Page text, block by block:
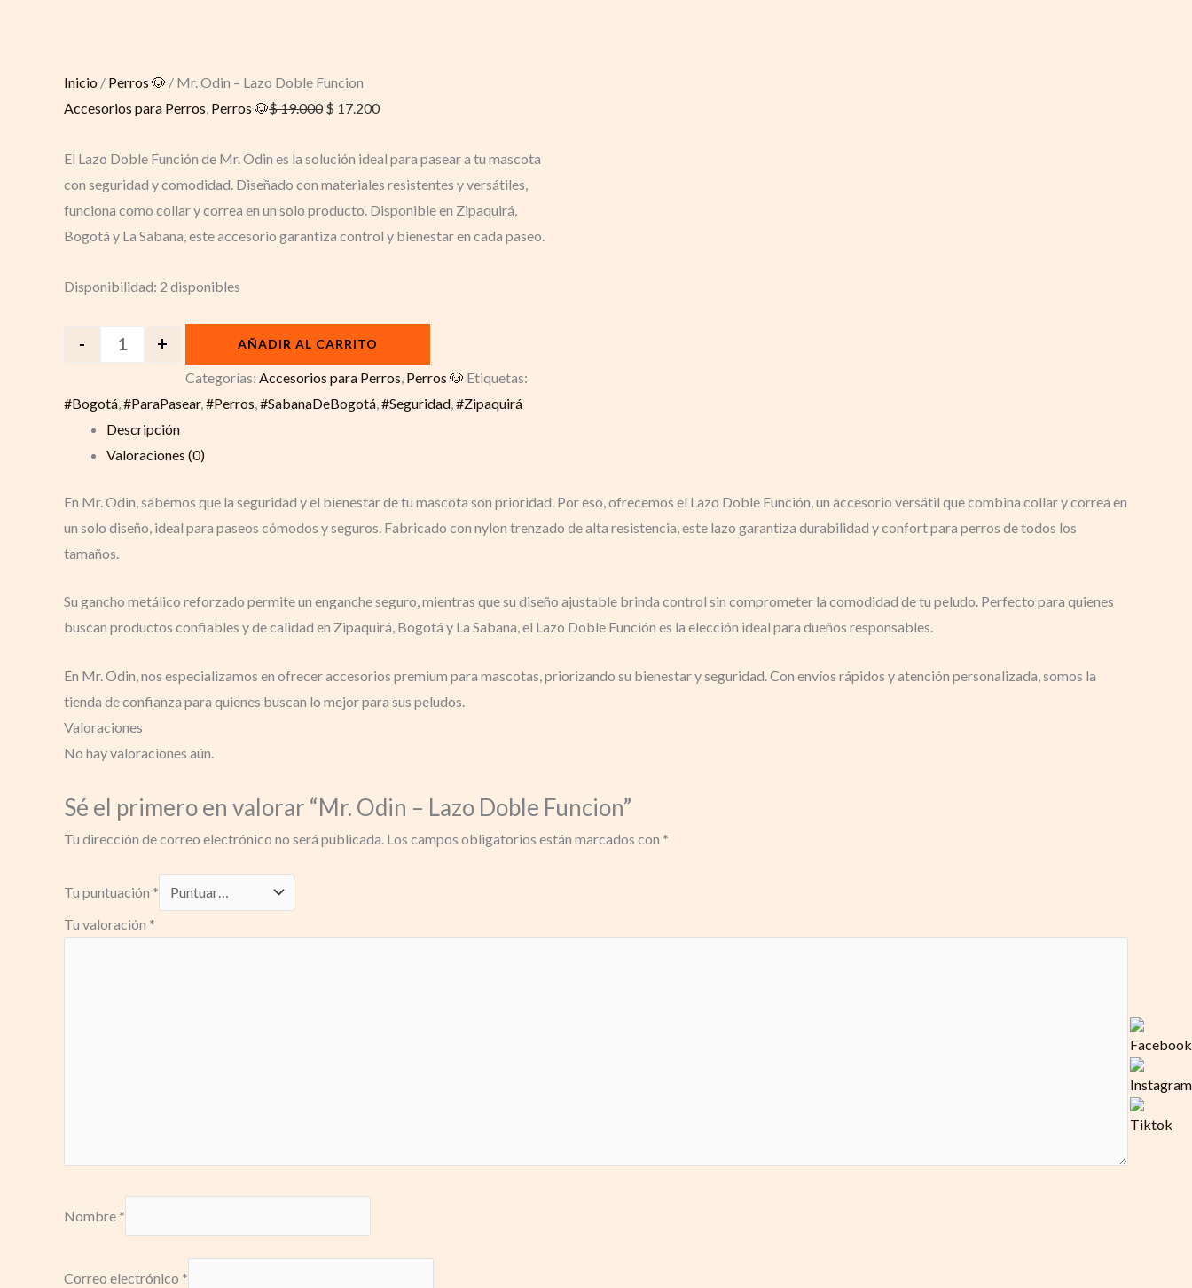
Inicio / Perros 🐶 / Mr. Odin – Lazo Doble Funcion
Accesorios para Perros, Perros 🐶$19.000 $ 17.200
El Lazo Doble Función de Mr. Odin es la solución ideal para pasear a tu mascota
con seguridad y comodidad. Diseñado con materiales resistentes y versátiles,
funciona como collar y correa en un solo producto. Disponible en Zipaquirá,
Bogotá y La Sabana, este accesorio garantiza control y bienestar en cada paseo.
Disponibilidad: 2 disponibles
- + AÑADIR AL CARRITO
Categorías: Accesorios para Perros, Perros 🐶 Etiquetas:
#Bogotá,#ParaPasear,#Perros,#SabanaDeBogotá,#Seguridad,#Zipaquirá
Descripción
Valoraciones (0)
En Mr. Odin, sabemos que la seguridad y el bienestar de tu mascota son prioridad. Por eso, ofrecemos el Lazo Doble Función, un accesorio versátil que combina collar y correa en
un solo diseño, ideal para paseos cómodos y seguros. Fabricado con nylon trenzado de alta resistencia, este lazo garantiza durabilidad y confort para perros de todos los
tamaños.
Su gancho metálico reforzado permite un enganche seguro, mientras que su diseño ajustable brinda control sin comprometer la comodidad de tu peludo. Perfecto para quienes
buscan productos confiables y de calidad en Zipaquirá, Bogotá y La Sabana, el Lazo Doble Función es la elección ideal para dueños responsables.
En Mr. Odin, nos especializamos en ofrecer accesorios premium para mascotas, priorizando su bienestar y seguridad. Con envíos rápidos y atención personalizada, somos la
tienda de confianza para quienes buscan lo mejor para sus peludos.
Valoraciones
No hay valoraciones aún.
Sé el primero en valorar “Mr. Odin – Lazo Doble Funcion”
Tu dirección de correo electrónico no será publicada. Los campos obligatorios están marcados con *
Tu puntuación *
Tu valoración *
Nombre *
Correo electrónico *